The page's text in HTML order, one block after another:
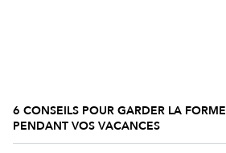
6 CONSEILS POUR GARDER LA FORME
PENDANT VOS VACANCES